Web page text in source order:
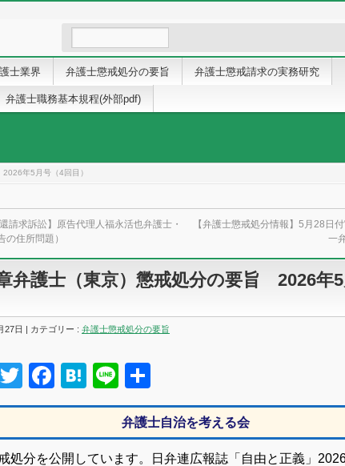
士業界 弁護士懲戒処分の要旨 弁護士懲戒請求の実務研究
弁護士職務基本規程(外部pdf)
年5月号（4回目）
請求訴訟】原告代理人福永活也弁護士・
の住所問題）
【弁護士懲戒処分情報】5月28日
一
弁護士（東京）懲戒処分の要旨 2026年5
27日 | カテゴリー : 弁護士懲戒処分の要旨
X TwitterFacebook
Hatena
Line
有
弁護士自治を考える会
処分を公開しています。日弁連広報誌「自由と正義」